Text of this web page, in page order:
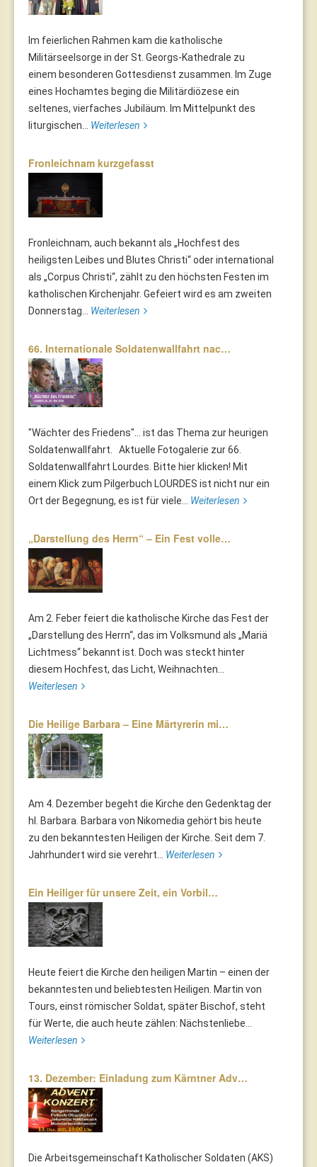
Im feierlichen Rahmen kam die katholische
Militärseelsorge in der St. Georgs-Kathedrale zu
einem besonderen Gottesdienst zusammen. Im Zuge
eines Hochamtes beging die Militärdiözese ein
seltenes, vierfaches Jubiläum. Im Mittelpunkt des
liturgischen... Weiterlesen
Fronleichnam kurzgefasst
Fronleichnam, auch bekannt als „Hochfest des
heiligsten Leibes und Blutes Christi“ oder international
als „Corpus Christi“, zählt zu den höchsten Festen im
katholischen Kirchenjahr. Gefeiert wird es am zweiten
Donnerstag... Weiterlesen
66. Internationale Soldatenwallfahrt nac…
"Wächter des Friedens"... ist das Thema zur heurigen
Soldatenwallfahrt. Aktuelle Fotogalerie zur 66.
Soldatenwallfahrt Lourdes. Bitte hier klicken! Mit
einem Klick zum Pilgerbuch LOURDES ist nicht nur ein
Ort der Begegnung, es ist für viele... Weiterlesen
„Darstellung des Herrn“ – Ein Fest volle…
Am 2. Feber feiert die katholische Kirche das Fest der
„Darstellung des Herrn“, das im Volksmund als „Mariä
Lichtmess“ bekannt ist. Doch was steckt hinter
diesem Hochfest, das Licht, Weihnachten...
Weiterlesen
Die Heilige Barbara – Eine Märtyrerin mi…
Am 4. Dezember begeht die Kirche den Gedenktag der
hl. Barbara. Barbara von Nikomedia gehört bis heute
zu den bekanntesten Heiligen der Kirche. Seit dem 7.
Jahrhundert wird sie verehrt... Weiterlesen
Ein Heiliger für unsere Zeit, ein Vorbil…
Heute feiert die Kirche den heiligen Martin – einen der
bekanntesten und beliebtesten Heiligen. Martin von
Tours, einst römischer Soldat, später Bischof, steht
für Werte, die auch heute zählen: Nächstenliebe...
Weiterlesen
13. Dezember: Einladung zum Kärntner Adv…
Die Arbeitsgemeinschaft Katholischer Soldaten (AKS)